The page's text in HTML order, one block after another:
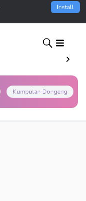
Install
Kumpulan Dongeng